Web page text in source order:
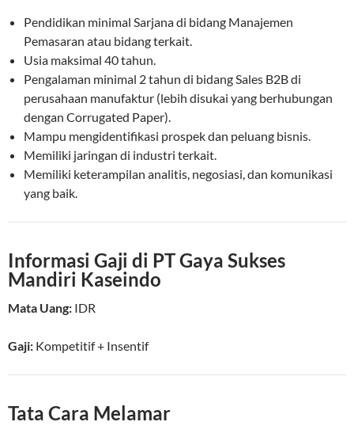
Pendidikan minimal Sarjana di bidang Manajemen
Pemasaran atau bidang terkait.
Usia maksimal 40 tahun.
Pengalaman minimal 2 tahun di bidang Sales B2B di
perusahaan manufaktur (lebih disukai yang berhubungan
dengan Corrugated Paper).
Mampu mengidentifikasi prospek dan peluang bisnis.
Memiliki jaringan di industri terkait.
Memiliki keterampilan analitis, negosiasi, dan komunikasi
yang baik.
Informasi Gaji di PT Gaya Sukses
Mandiri Kaseindo
Mata Uang: IDR
Gaji: Kompetitif+ Insentif
Tata Cara Melamar